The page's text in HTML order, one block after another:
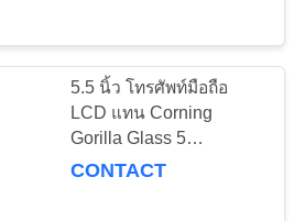
รี่ความจุสูง
5.5 นิ้ว โทรศัพท์มือถือ
LCD แทน Corning
Gorilla Glass 5
Protection OEM
CONTACT